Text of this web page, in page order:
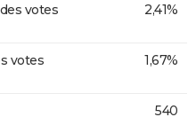
votes
2,41%
votes
1,67%
540